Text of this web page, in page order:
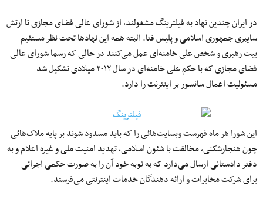
در ایران چندین نهاد به فیلترینگ مشغولند، از شورای عالی فضای مجازی تا ارتش
سایبری جمهوری اسلامی و پلیس فتا. البته همه این نهادها تحت نظر مستقیم
بیت رهبری و شخص علی خامنه‌ای عمل می‌کنند در حالی که رسما شورای عالی
فضای مجازی که با حکم علی خامنه‌ای در سال ۲۰۱۲ میلادی تشکیل شد
مسئولیت اعمال سانسور بر اینترنت را دارد.
این شورا هر ماه فهرست وبسایت‌هائی را که باید مسدود شوند بر پایه ملاک‌هائی
چون هنجارشکنی، مخالقت با شئون اسلامی، تهدید امنیت ملی و غیره اعلام و به
دفتر دادستانی ارسال می‌دارد که به نوبه خود آن را به صورت حکمی اجرائی
برای شرکت مخابرات و ارائه دهندگان خدمات اینترنتی می‌فرستد.